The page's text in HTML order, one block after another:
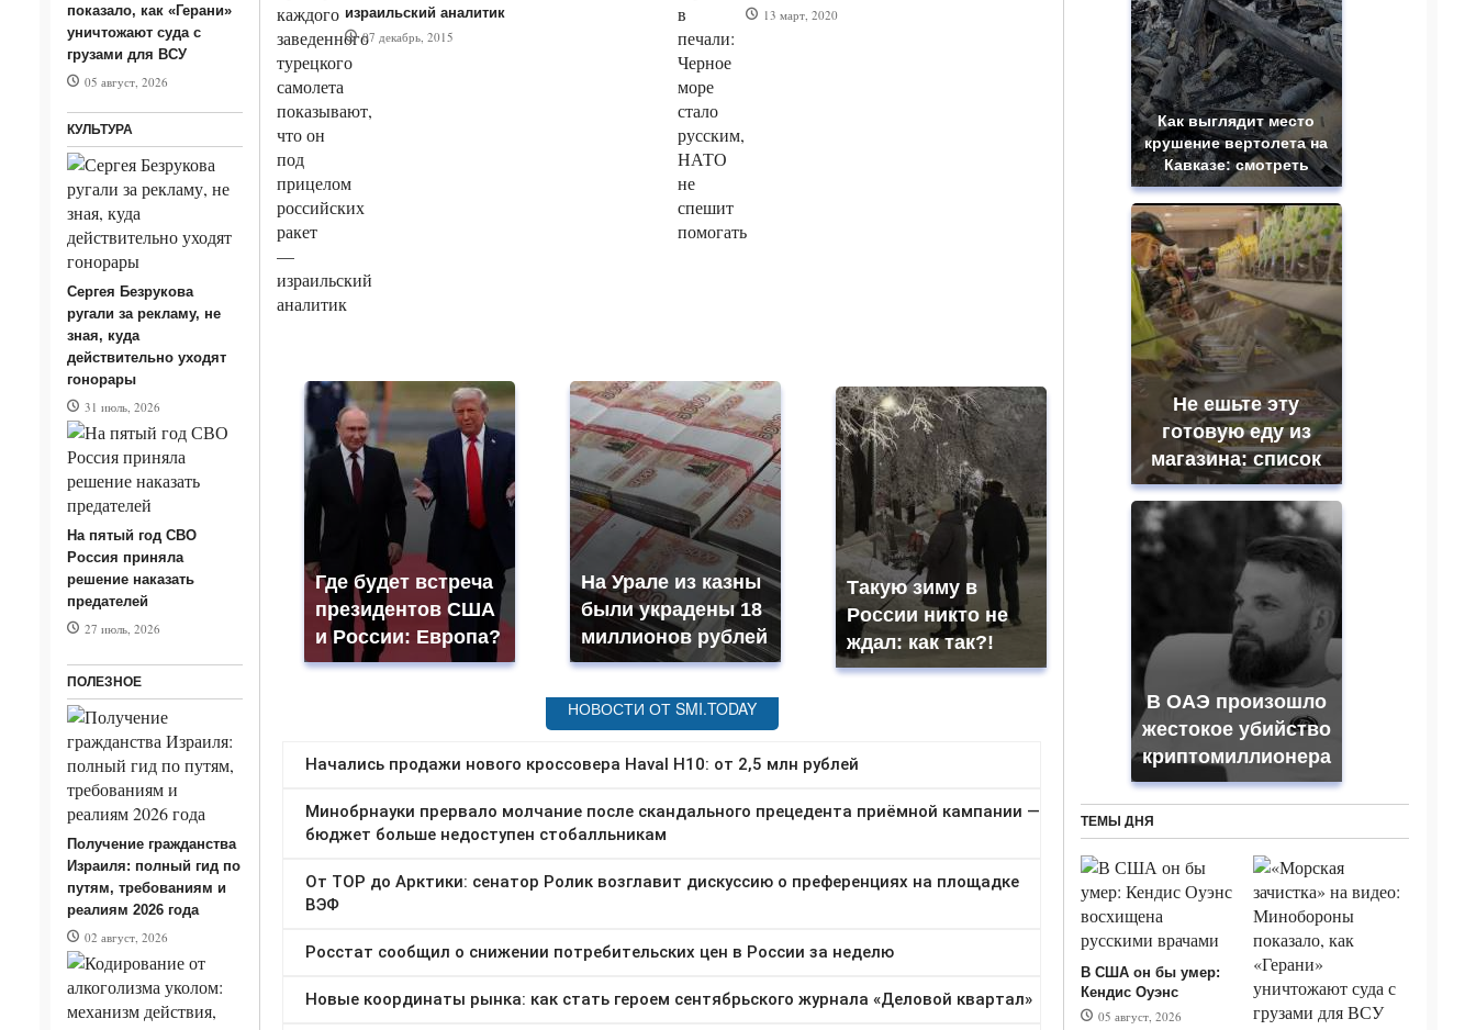
израильский аналитик
07 декабрь, 2015
13 март, 2020
Где будет встреча
президентов США
и России: Европа?
На Урале из казны
были украдены 18
миллионов рублей
Такую зиму в
России никто не
ждал: как так?!
Как выглядит место
крушение вертолета на
Кавказе: смотреть
Не ешьте эту
готовую еду из
магазина: список
В ОАЭ произошло
жестокое убийство
криптомиллионера
ТЕМЫ ДНЯ
В США он бы умер:
Кендис Оуэнс
05 август, 2026
показало, как «Герани»
уничтожают суда с
грузами для ВСУ
05 август, 2026
КУЛЬТУРА
Сергея Безрукова
ругали за рекламу, не
зная, куда
действительно уходят
гонорары
31 июль, 2026
На пятый год СВО
Россия приняла
решение наказать
предателей
27 июль, 2026
ПОЛЕЗНОЕ
Получение гражданства
Израиля: полный гид по
путям, требованиям и
реалиям 2026 года
02 август, 2026